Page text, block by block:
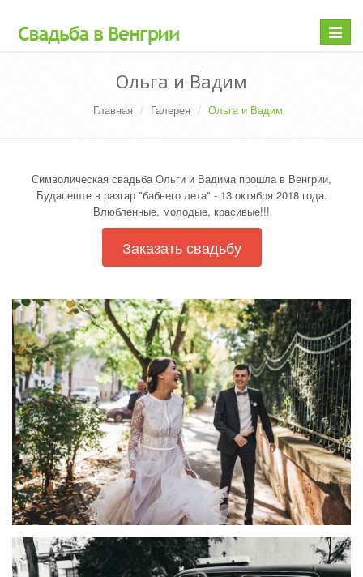
меню
Ольга и Вадим
Главная Галерея Ольга и Вадим
Символическая свадьба Ольги и Вадима прошла в Венгрии,
Будапеште в разгар "бабьего лета" - 13 октября 2018 года.
Влюбленные, молодые, красивые!!!
Заказать свадьбу